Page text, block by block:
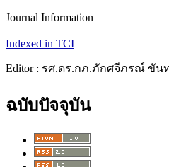
Journal Information
Indexed in TCI
Editor : รศ.ดร.กภ.ภักศจีภรณ์ ขัน
ฉบับปัจจุบัน